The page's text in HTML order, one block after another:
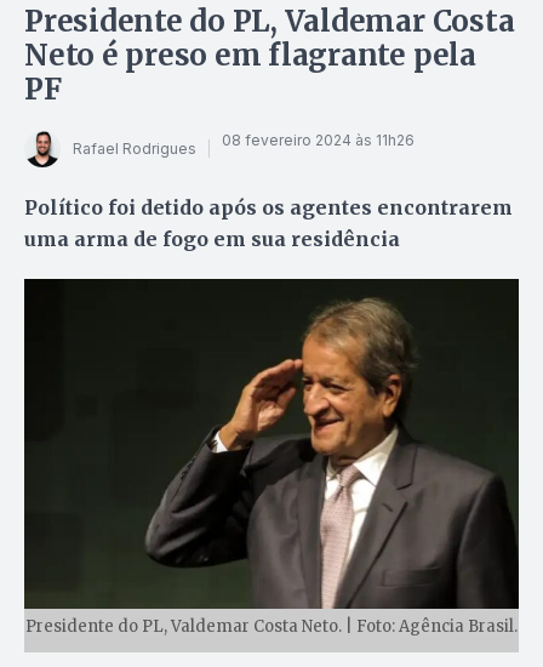
Presidente do PL, Valdemar Costa
Neto é preso em flagrante pela
PF
Rafael Rodrigues 08 fevereiro 2024 às 11h26
Político foi detido após os agentes encontrarem
uma arma de fogo em sua residência
Presidente do PL, Valdemar Costa Neto. | Foto: Agência Brasil.